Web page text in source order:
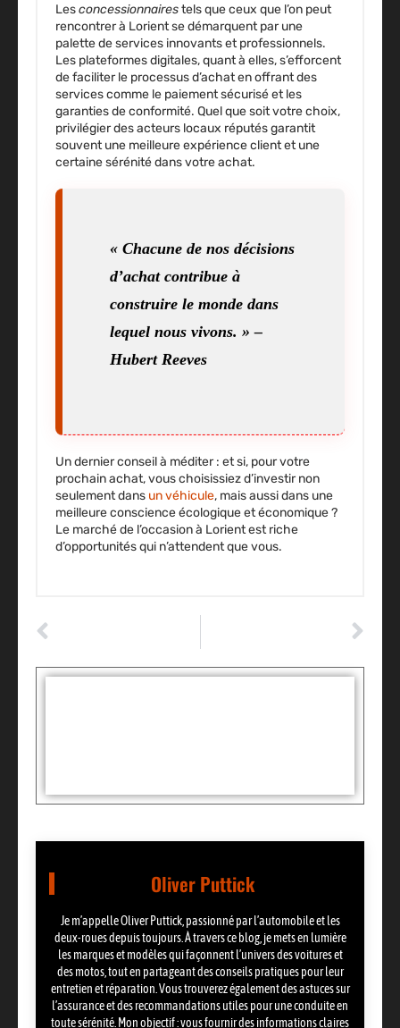
Lesconcessionnairestels que ceux que l’on peut
rencontrer à Lorient se démarquent par une
palette de services innovants et professionnels.
Les plateformes digitales, quant à elles, s’efforcent
de faciliter le processus d’achat en offrant des
services comme le paiement sécurisé et les
garanties de conformité. Quel que soit votre choix,
privilégier des acteurs locaux réputés garantit
souvent une meilleure expérienceclient et une
certaine sérénité dans votre achat.
« Chacune de nos décisions
d’achat contribue à
construire le monde dans
lequel nous vivons. » –
Hubert Reeves
Un dernier conseil à méditer : et si, pour votre
prochain achat, vous choisissiez d’investir non
seulement dans un véhicule, mais aussi dans une
meilleure conscience écologique et économique ?
Le marché de l’occasion à Lorient est riche
d’opportunités qui n’attendent que vous.
Oliver Puttick
Je m’appelle Oliver Puttick, passionné par l’automobile et les
deux-roues depuis toujours. À travers ce blog, je mets en lumière
les marques et modèles qui façonnent l’univers des voitures et
des motos, tout en partageant des conseils pratiques pour leur
entretien et réparation. Vous trouverez également des astuces sur
l’assurance et des recommandations utiles pour une conduite en
toute sérénité. Mon objectif : vous fournir des informations claires